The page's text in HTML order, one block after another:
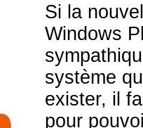
Si la
Windows
système
exister, il
pour